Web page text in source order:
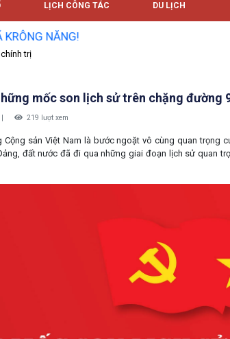
LỊCH CÔNG TÁC DU LỊCH
trị
mốc son lịch sử trên chặng đường
219 lượt xem
Cộng sản Việt Nam là bước ngoặt vô cùng quan trọng
đất nước đã đi qua những giai đoạn lịch sử quan